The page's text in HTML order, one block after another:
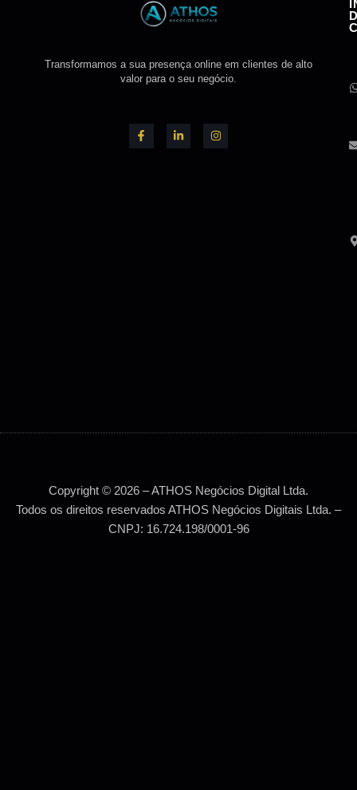
Transformamos a sua presença online em clientes de alto
valor para o seu negócio.
Copyright © 2026 – ATHOS Negócios Digital Ltda.
Todos os direitos reservados ATHOS Negócios Digitais Ltda. –
CNPJ: 16.724.198/0001-96